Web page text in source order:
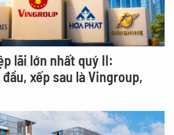
lãi lớn nhất quý II:
xếp sau là Vingroup,